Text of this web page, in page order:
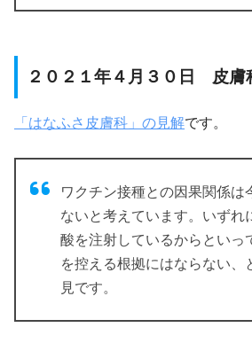
２０２１年４月３０日 皮膚
「はなふさ皮膚科」の見解です。
ワクチン接種との因果関係は
ないと考えています。いずれ
酸を注射しているからといっ
を控える根拠にはならない、
見です。